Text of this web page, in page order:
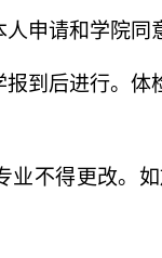
申请和学院同
到后进行。
业不得更改。